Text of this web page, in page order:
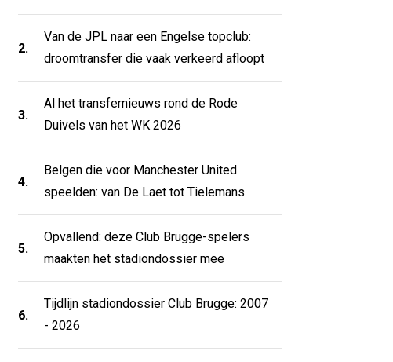
2.
Van de JPL naar een Engelse topclub:
droomtransfer die vaak verkeerd afloopt
3.
Al het transfernieuws rond de Rode
Duivels van het WK 2026
4.
Belgen die voor Manchester United
speelden: van De Laet tot Tielemans
5.
Opvallend: deze Club Brugge-spelers
maakten het stadiondossier mee
6.
Tijdlijn stadiondossier Club Brugge: 2007
- 2026